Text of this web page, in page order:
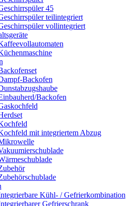
45
teilintegriert
vollintegriert
Backofen
Backofen
mit integriertem Abzug
Kühl- / Gefrierkombination
Gefrierschrank